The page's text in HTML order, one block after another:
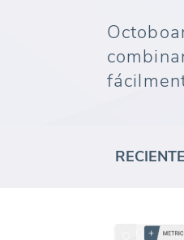
RECIENTE